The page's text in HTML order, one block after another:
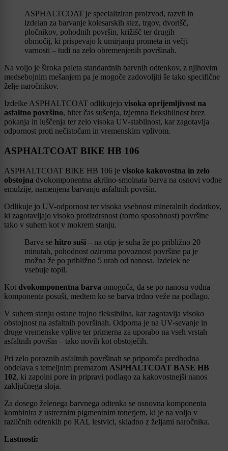
ASPHALTCOAT je specializiran proizvod, razvit in
izdelan za barvanje kolesarskih stez, trgov, dvorišč,
pločnikov, pohodnih površin, križišč ter drugih
območij, ki prispevajo k umirjanju prometa in večji
varnosti – tudi na zelo obremenjenih površinah.
Na voljo je široka paleta standardnih barvnih odtenkov, z njihovim
medsebojnim mešanjem pa je mogoče zadovoljiti še tako specifične
želje naročnikov.
Izdelke ASPHALTCOAT odlikujejo visoka oprijemljivost na
asfaltno površino, hiter čas sušenja, izjemna fleksibilnost brez
pokanja in luščenja ter zelo visoka UV-stabilnost, kar zagotavlja
odpornost proti nečistočam in vremenskim vplivom.
ASPHALTCOAT BIKE HB 106
ASPHALTCOAT BIKE HB 106 je visoko kakovostna in zelo
obstojna dvokomponentna akrilno-smolnata barva na osnovi vodne
emulzije, namenjena barvanju asfaltnih površin.
Odlikuje jo UV-odpornost ter visoka vsebnost mineralnih dodatkov,
ki zagotavljajo visoko protizdrsnost (torno sposobnost) površine
tako v suhem kot v mokrem stanju.
Barva se hitro suši – na otip je suha že po približno 20
minutah, pohodnost oziroma povoznost površine pa je
možna že po približno 5 urah od nanosa. Izdelek ne
vsebuje topil.
Kot dvokomponentna barva omogoča, da se po nanosu vodna
komponenta posuši, medtem ko se barva trdno veže na podlago.
V suhem stanju ostane trajno fleksibilna, kar zagotavlja visoko
obstojnost na asfaltnih površinah. Odporna je na UV-sevanje in
druge vremenske vplive ter primerna za uporabo na vseh vrstah
asfaltnih površin – tako novih kot obstoječih.
Pri zelo poroznih asfaltnih površinah se priporoča predhodna
obdelava s temeljnim premazom ASPHALTCOAT BASE HB
102, ki zapolni pore in pripravi podlago za kakovostnejši nanos
zaključnega sloja.
Za dosego želenega barvnega odtenka se osnovna komponenta
kombinira z ustreznim pigmentnim tonerjem, ki je na voljo v
različnih odtenkih po RAL lestvici, skladno z željami naročnika.
Lastnosti: